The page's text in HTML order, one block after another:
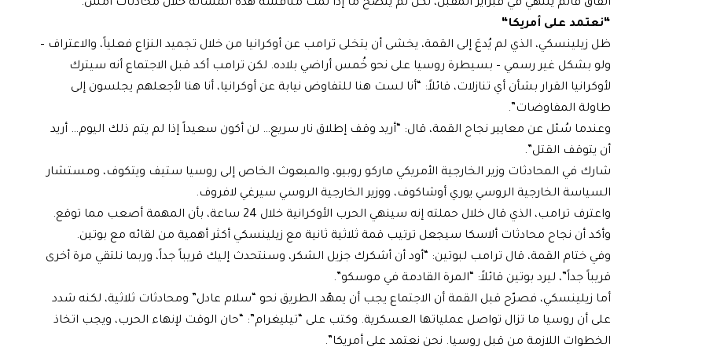
اتفاق قائم ينتهي في فبراير المقبل، لكن لم يتضح ما إذا تمت مناقشة هذه المسألة خلال محادثات أمس.
“نعتمد على أمريكا“
ظل زيلينسكي، الذي لم يُدعَ إلى القمة، يخشى أن يتخلى ترامب عن أوكرانيا من خلال تجميد النزاع فعلياً، والاعتراف –
ولو بشكل غير رسمي – بسيطرة روسيا على نحو خُمس أراضي بلاده. لكن ترامب أكد قبل الاجتماع أنه سيترك
لأوكرانيا القرار بشأن أي تنازلات، قائلاً: “أنا لست هنا للتفاوض نيابة عن أوكرانيا، أنا هنا لأجعلهم يجلسون إلى
طاولة المفاوضات”.
وعندما سُئل عن معايير نجاح القمة، قال: “أريد وقف إطلاق نار سريع… لن أكون سعيداً إذا لم يتم ذلك اليوم… أريد
أن يتوقف القتل”.
شارك في المحادثات وزير الخارجية الأمريكي ماركو روبيو، والمبعوث الخاص إلى روسيا ستيف ويتكوف، ومستشار
السياسة الخارجية الروسي يوري أوشاكوف، ووزير الخارجية الروسي سيرغي لافروف.
واعترف ترامب، الذي قال خلال حملته إنه سينهي الحرب الأوكرانية خلال 24 ساعة، بأن المهمة أصعب مما توقع.
وأكد أن نجاح محادثات ألاسكا سيجعل ترتيب قمة ثلاثية ثانية مع زيلينسكي أكثر أهمية من لقائه مع بوتين.
وفي ختام القمة، قال ترامب لبوتين: “أود أن أشكرك جزيل الشكر، وسنتحدث إليك قريباً جداً، وربما نلتقي مرة أخرى
قريباً جداً”، ليرد بوتين قائلاً: “المرة القادمة في موسكو”.
أما زيلينسكي، فصرّح قبل القمة أن الاجتماع يجب أن يمهّد الطريق نحو “سلام عادل” ومحادثات ثلاثية، لكنه شدد
على أن روسيا ما تزال تواصل عملياتها العسكرية. وكتب على “تيليغرام”: “حان الوقت لإنهاء الحرب، ويجب اتخاذ
الخطوات اللازمة من قبل روسيا. نحن نعتمد على أمريكا”.